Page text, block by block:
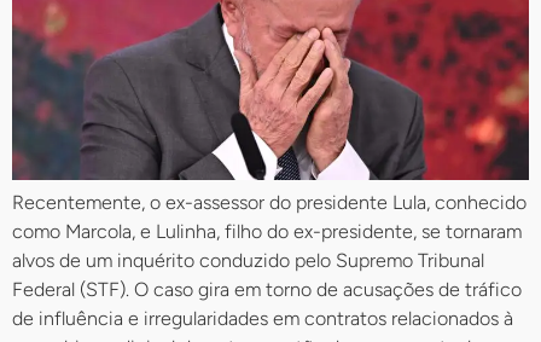
Recentemente, o ex-assessor do presidente Lula, conhecido
como Marcola, e Lulinha, filho do ex-presidente, se tornaram
alvos de um inquérito conduzido pelo Supremo Tribunal
Federal (STF). O caso gira em torno de acusações de tráfico
de influência e irregularidades em contratos relacionados à